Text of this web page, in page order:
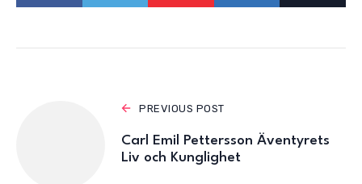
PREVIOUS POST
Carl Emil Pettersson Äventyrets
Liv och Kunglighet